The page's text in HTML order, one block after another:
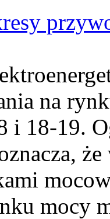
na
i 18-19.
mocy